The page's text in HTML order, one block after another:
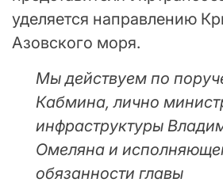
уделяется направлению
Азовского моря.
Мы действуем по
Кабмина, лично
инфраструктуры
Омеляна и
обязанности главы